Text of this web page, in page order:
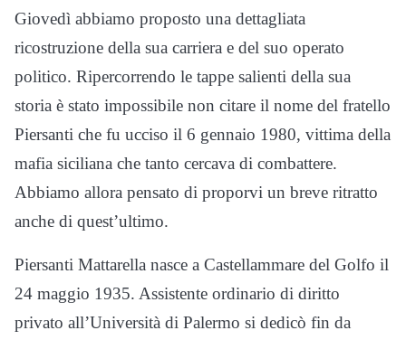
Giovedì abbiamo proposto una dettagliata
ricostruzione della sua carriera e del suo operato
politico. Ripercorrendo le tappe salienti della sua
storia è stato impossibile non citare il nome del fratello
Piersanti che fu ucciso il 6 gennaio 1980, vittima della
mafia siciliana che tanto cercava di combattere.
Abbiamo allora pensato di proporvi un breve ritratto
anche di quest’ultimo.
Piersanti Mattarella nasce a Castellammare del Golfo il
24 maggio 1935. Assistente ordinario di diritto
privato all’Università di Palermo si dedicò fin da